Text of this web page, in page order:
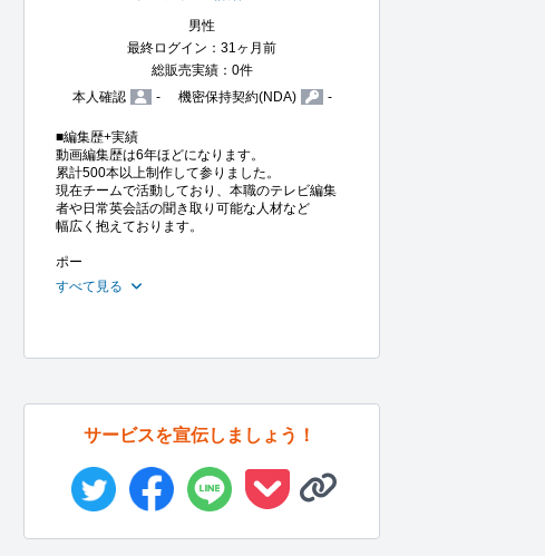
男性
最終ログイン：31ヶ月前
総販売実績：0件
本人確認
- 機密保持契約(NDA) -
■編集歴+実績
動画編集歴は6年ほどになります。
累計500本以上制作して参りました。
現在チームで活動しており、本職のテレビ編集
者や日常英会話の聞き取り可能な人材など
幅広く抱えております。
ポー
すべて見る
サービスを宣伝しましょう！